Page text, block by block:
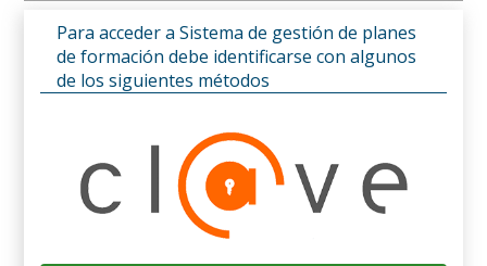
Para acceder a Sistema de gestión de planes
de formación debe identificarse con algunos
de los siguientes métodos